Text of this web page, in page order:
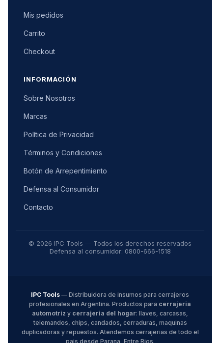
Mis pedidos
Carrito
Checkout
INFORMACIÓN
Sobre Nosotros
Marcas
Política de Privacidad
Términos y Condiciones
Botón de Arrepentimiento
Defensa al Consumidor
Contacto
© 2026 IPC Tools — Todos los derechos reservados
Defensa al consumidor: 0800-666-1518
IPC Tools — Distribuidora de insumos para cerrajeros
profesionales en Argentina. Productos para cerrajeria
automotriz y cerrajeria del hogar: llaves, carcasas,
telemandos, chips, candados, cerraduras, maquinas
duplicadoras y repuestos. Atendemos cerrajerias de todo el
pais desde Parana, Entre Rios.